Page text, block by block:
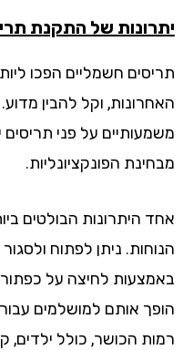
של התקנת
חשמליים הפכו ליותר
וקל להבין מדוע. הם
על פני תריסים
הפונקציונליות.
היתרונות הבולטים ביותר
ניתן לפתוח ולסגור
לחיצה על כפתור,
אותם למושלמים עבור
הכושר, כולל ילדים,